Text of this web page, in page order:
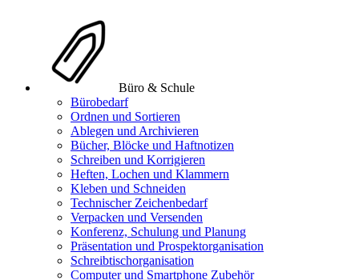
Büro & Schule
Bürobedarf
Ordnen und Sortieren
Ablegen und Archivieren
Bücher, Blöcke und Haftnotizen
Schreiben und Korrigieren
Heften, Lochen und Klammern
Kleben und Schneiden
Technischer Zeichenbedarf
Verpacken und Versenden
Konferenz, Schulung und Planung
Präsentation und Prospektorganisation
Schreibtischorganisation
Computer und Smartphone Zubehör